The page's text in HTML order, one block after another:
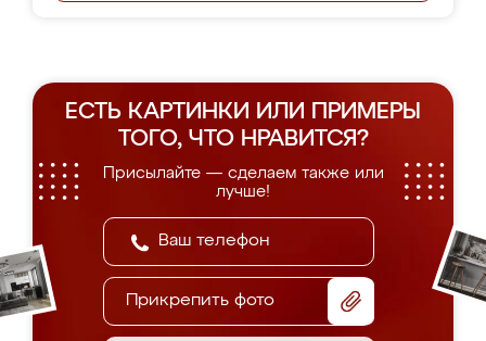
ЕСТЬ КАРТИНКИ ИЛИ ПРИМЕРЫ
ТОГО, ЧТО НРАВИТСЯ?
Присылайте — сделаем также или
лучше!
Прикрепить фото